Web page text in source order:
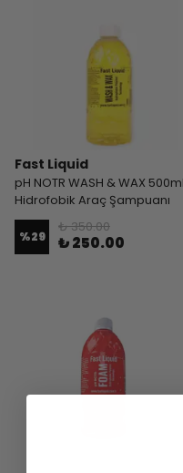
Fast Liquid
pH NOTR WASH & WAX 500ml
Hidrofobik Araç Şampuanı
%29
₺ 350.00
₺ 250.00